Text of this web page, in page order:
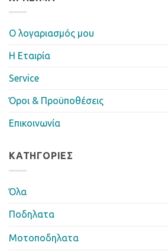
Ο λογαριασμός μου
Η Eταιρία
Service
Όροι & Προϋποθέσεις
Επικοινωνία
ΚΑΤΗΓΟΡΊΕΣ
Όλα
Ποδηλατα
Μοτοποδηλατα